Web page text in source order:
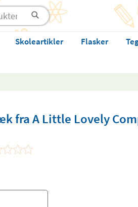
Skoleartikler Flasker
fra A Little Lovely